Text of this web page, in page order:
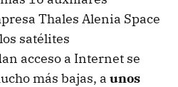
Thales Alenia Space
satélites
acceso a Internet se
más bajas, a unos